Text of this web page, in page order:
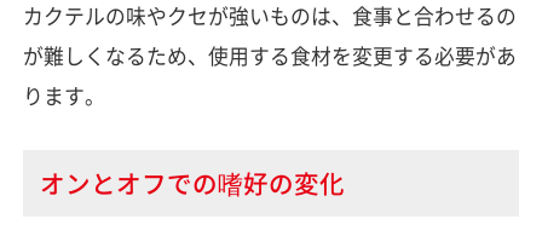
カクテルの味やクセが強いものは、食事と合わせるの
が難しくなるため、使用する食材を変更する必要があ
ります。
オンとオフでの嗜好の変化